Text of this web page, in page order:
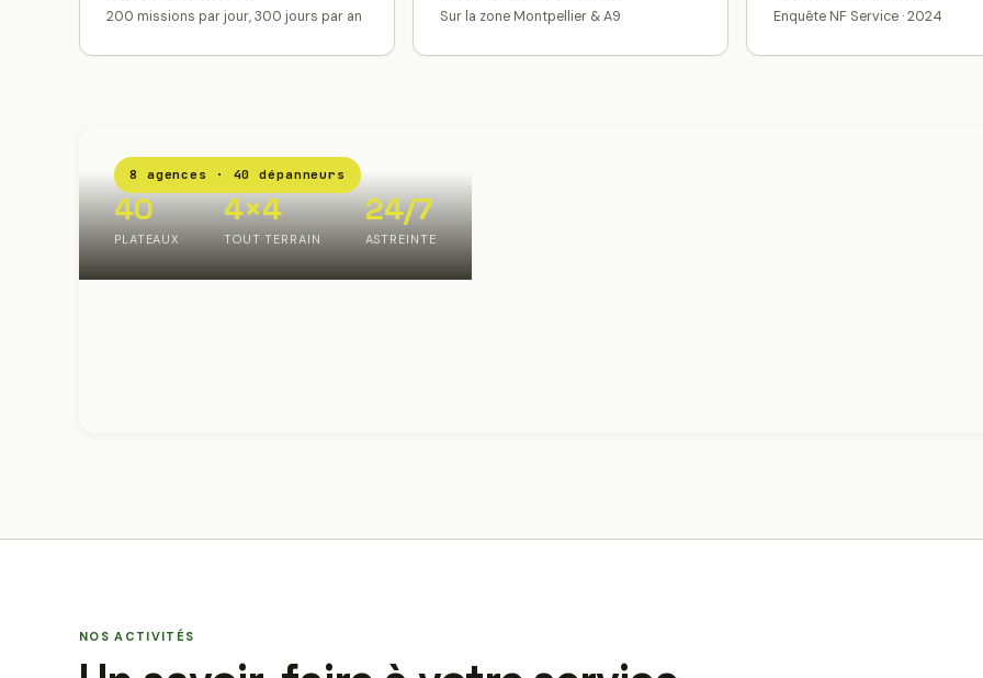
200 missions par jour, 300 jours par an Sur la zone Montpellier & A9 Enquête NF Service · 2024
8 agences · 40 dépanneurs
40
PLATEAUX
4×4
TOUT TERRAIN
24/7
ASTREINTE
NOS ACTIVITÉS